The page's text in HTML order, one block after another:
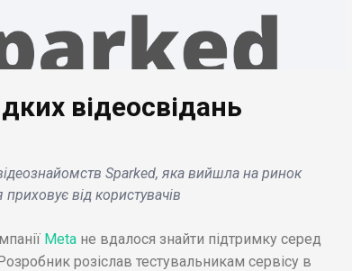
відеосвідань
Sparked, яка вийшла на ринок
від користувачів
Meta не вдалося знайти підтримку серед
розіслав тестувальникам сервісу в
на Disney
.
Meta підвищує безпеку
профілів українських
Instagram .